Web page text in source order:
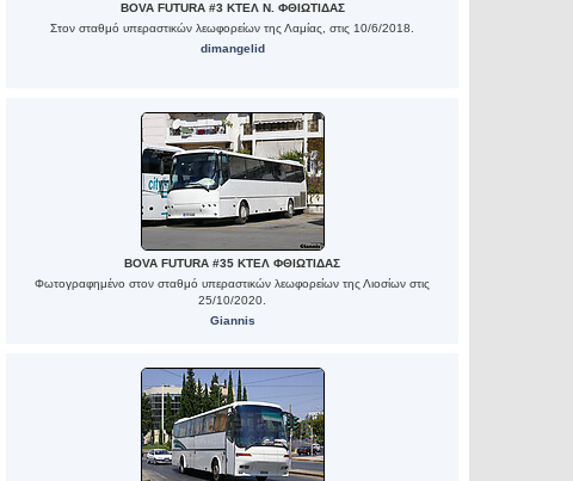
BOVA FUTURA #3 ΚΤΕΛ Ν. ΦΘΙΩΤΙΔΑΣ
Στον σταθμό υπεραστικών λεωφορείων της Λαμίας, στις 10/6/2018.
dimangelid
BOVA FUTURA #35 ΚΤΕΛ ΦΘΙΩΤΙΔΑΣ
Φωτογραφημένο στον σταθμό υπεραστικών λεωφορείων της Λιοσίων στις
25/10/2020.
Giannis